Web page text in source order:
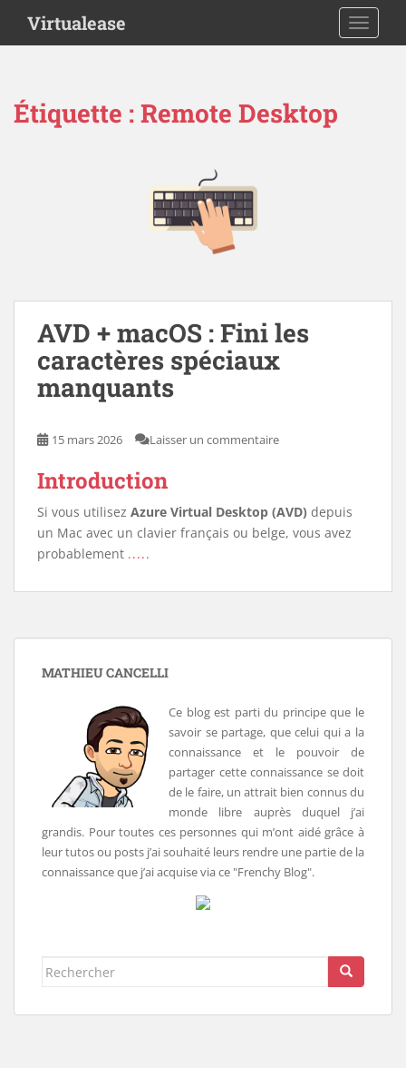
i
Virtualease
Étiquette :Remote Desktop
AVD + macOS : Fini les
caractères spéciaux
manquants
15 mars 2026 Laisser un commentaire
Introduction
Si vous utilisez Azure Virtual Desktop (AVD) depuis
un Mac avec un clavier français ou belge, vous avez
probablement .....
MATHIEU CANCELLI
Ce blog est parti du principe que le
savoir se partage, que celui qui a la
connaissance et le pouvoir de
partager cette connaissance se doit
de le faire, un attrait bien connus du
monde libre auprès duquel j’ai
grandis. Pour toutes ces personnes qui m’ont aidé grâce à
leur tutos ou posts j’ai souhaité leurs rendre une partie de la
connaissance que j’ai acquise via ce "Frenchy Blog".
Rechercher...